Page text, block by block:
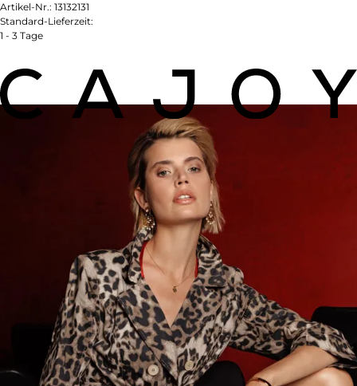
Artikel-Nr.: 13132131
Standard-Lieferzeit:
1 - 3 Tage